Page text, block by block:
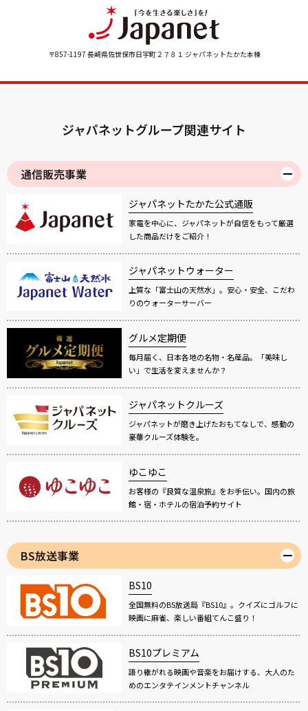
〒857-1197 長崎県佐世保市日宇町２７８１ ジャパネットたかた本棟
ジャパネットグループ関連サイト
通信販売事業
ジャパネットたかた公式通販
家電を中心に、ジャパネットが自信をもって厳選
した商品だけをご紹介！
ジャパネットウォーター
上質な「富士山の天然水」。安心・安全、こだわ
りのウォーターサーバー
グルメ定期便
毎月届く、日本各地の名物・名産品。「美味し
い」で生活を変えませんか？
ジャパネットクルーズ
ジャパネットが磨き上げたおもてなしで、感動の
豪華クルーズ体験を。
ゆこゆこ
お客様の『良質な温泉旅』をお手伝い。国内の旅
館・宿・ホテルの宿泊予約サイト
BS放送事業
BS10
全国無料のBS放送局『BS10』。クイズにゴルフに
映画に麻雀、楽しい番組てんこ盛り！
BS10プレミアム
語り継がれる映画や音楽をお届けする、大人のた
めのエンタテインメントチャンネル